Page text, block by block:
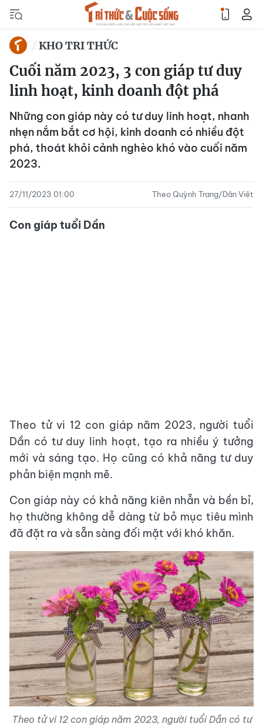
KHO TRI THỨC
Cuối năm 2023, 3 con giáp tư duy
linh hoạt, kinh doanh đột phá
Những con giáp này có tư duy linh hoạt, nhanh
nhẹn nắm bắt cơ hội, kinh doanh có nhiều đột
phá, thoát khỏi cảnh nghèo khó vào cuối năm
2023.
27/11/2023 01:00 Theo Quỳnh Trang/Dân Việt
Con giáp tuổi Dần
Theo tử vi 12 con giáp năm 2023, người tuổi
Dần có tư duy linh hoạt, tạo ra nhiều ý tưởng
mới và sáng tạo. Họ cũng có khả năng tư duy
phản biện mạnh mẽ.
Con giáp này có khả năng kiên nhẫn và bền bỉ,
họ thường không dễ dàng từ bỏ mục tiêu mình
đã đặt ra và sẵn sàng đối mặt với khó khăn.
Theo tử vi 12 con giáp năm 2023, người tuổi Dần có tư